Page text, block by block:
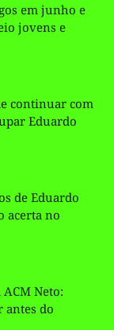
em junho e
jovens e
continuar com
Eduardo
de Eduardo
acerta no
Neto:
antes do